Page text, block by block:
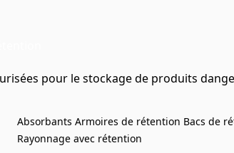
pour le stockage de produits
Absorbants Armoires de rétention Bacs de
Rayonnage avec rétention